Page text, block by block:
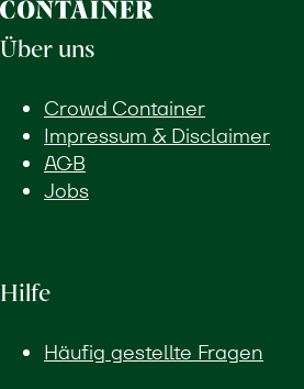
Über uns
Crowd Container
Impressum & Disclaimer
AGB
Jobs
Hilfe
Häufig gestellte Fragen